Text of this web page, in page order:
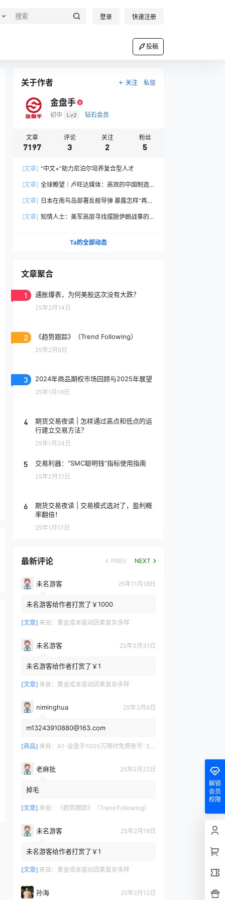
登录 快速注册
投稿
关于作者 关注 私信
金盘手
初中 Lv2 钻石会员
文章
7197
评论
3
关注
2
粉丝
5
[文章] “中文+”助力尼泊尔培养复合型人才
[文章] 全球瞭望｜卢旺达媒体：高效的中国制造
[文章] 日本在南鸟岛部署反舰导弹 暴露怎样“再军
[文章] 知情人士：美军高层寻找摆脱伊朗战事的
Ta的全部动态
文章聚合
1 通胀爆表，为何美股这次没有大跌？
25年2月14日
2 《趋势跟踪》（Trend Following）
25年2月9日
3 2024年商品期权市场回顾与2025年展望
25年1月16日
4
期货交易夜读 | 怎样通过高点和低点的运
行建立交易方法？
25年1月24日
5 交易利器：“SMC聪明钱”指标使用指南
25年2月21日
6
期货交易夜读 | 交易模式选对了，盈利概
率翻倍！
25年1月17日
最新评论 PREV NEXT
未名游客 25年11月18日
未名游客给作者打赏了￥1000
[文章] 来自： 黄金成本驱动因素复杂多样
未名游客 25年3月31日
未名游客给作者打赏了￥1
[文章] 来自： 黄金成本驱动因素复杂多样
niminghua 25年3月6日
m13243910880@163.com
[商品] 来自： A1-金盘手1000万限时免费账号-30天/次/用户
老麻批 25年2月22日
掉毛
[文章] 来自： 《趋势跟踪》（Trend Following）
未名游客 25年2月19日
未名游客给作者打赏了￥1
[文章] 来自： 黄金成本驱动因素复杂多样
孙海 25年2月12日
解锁
会员
权限